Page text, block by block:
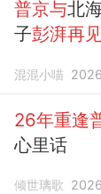
普京与北
子彭湃再
混混小喵
26年重逢
心里话
倾世璃歌